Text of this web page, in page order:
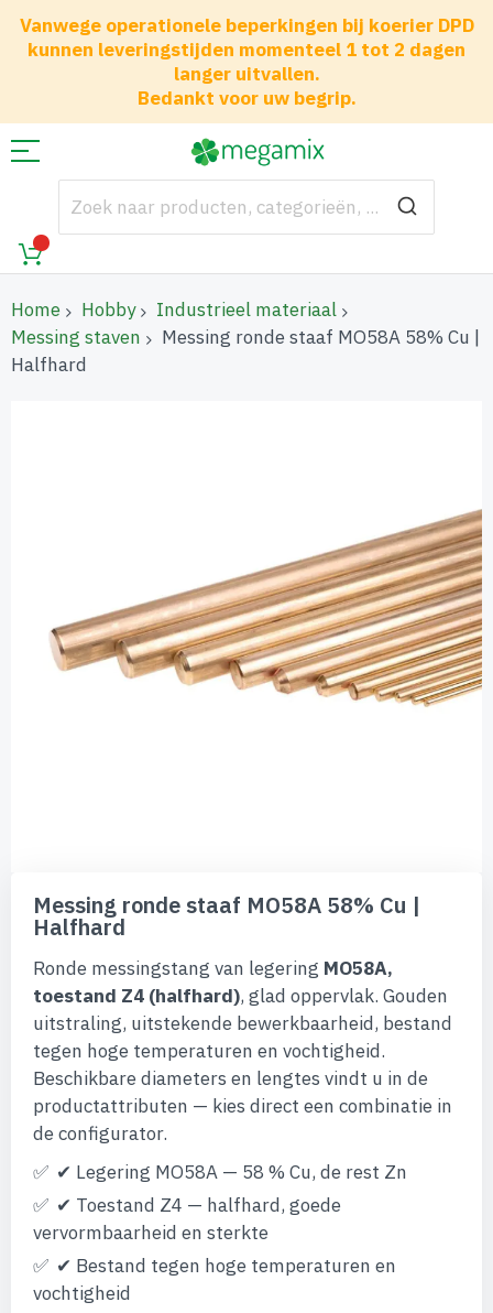
Vanwege operationele beperkingen bij koerier DPD
kunnen leveringstijden momenteel 1 tot 2 dagen
langer uitvallen.
Bedankt voor uw begrip.
Home Hobby
Industrieel materiaal
Messing staven
Messing ronde staaf MO58A 58% Cu |
Halfhard
naar
begin
afbeeldingen-
gallerij
Messing ronde staaf MO58A 58% Cu |
Halfhard
Ronde messingstang van legering MO58A,
toestand Z4 (halfhard), glad oppervlak. Gouden
uitstraling, uitstekende bewerkbaarheid, bestand
tegen hoge temperaturen en vochtigheid.
Beschikbare diameters en lengtes vindt u in de
productattributen — kies direct een combinatie in
de configurator.
✔ Legering MO58A — 58 % Cu, de rest Zn
✔ Toestand Z4 — halfhard, goede
vervormbaarheid en sterkte
✔ Bestand tegen hoge temperaturen en
vochtigheid